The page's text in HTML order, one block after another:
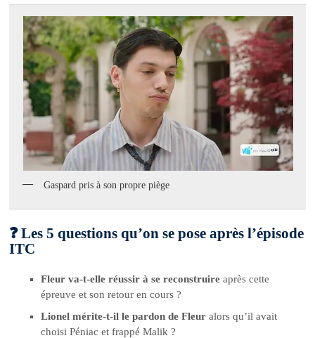
Gaspard pris à son propre piège
❓ Les 5 questions qu’on se pose après l’épisode
ITC
Fleur va-t-elle réussir à se reconstruire après cette
épreuve et son retour en cours ?
Lionel mérite-t-il le pardon de Fleur alors qu’il avait
choisi Péniac et frappé Malik ?